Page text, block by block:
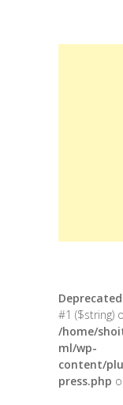
Deprecated
#1 ($string)
/home/
ml/wp-
content/
press.php